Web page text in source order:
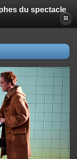
du spectacle